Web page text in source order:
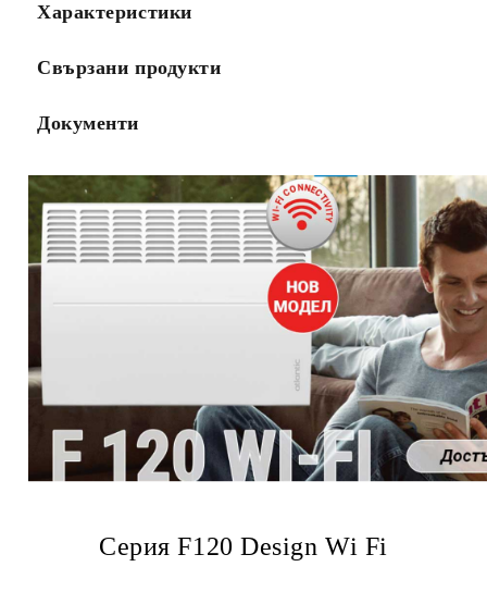
Характеристики
Свързани продукти
Документи
Серия F120 Design Wi Fi